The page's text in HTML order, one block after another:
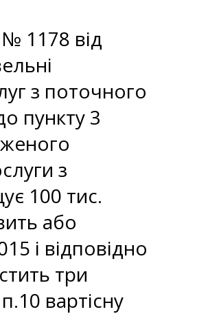
1178 від
з поточного
пункту 3
з
100 тис.
або
і відповідно
три
вартісну